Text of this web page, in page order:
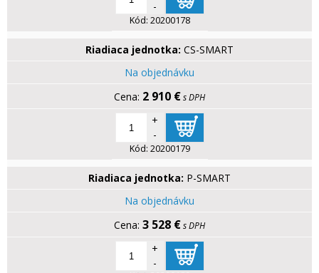
-
Kód: 20200178
Riadiaca jednotka: CS-SMART
Na objednávku
2 910 €s DPH
+
-
Kód: 20200179
Riadiaca jednotka: P-SMART
Na objednávku
3 528 €s DPH
+
-